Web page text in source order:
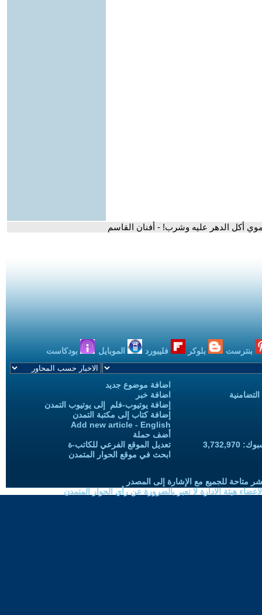
أكل الدهر عليه وشرب! - أفنان القاسم
بنترست بلوكر فليبورد الموبايل بودكاست
اضافة موضوع جديد
اضافة خبر
إضافة يوتيوب-فلم إلى يوتيوب التمدن
إضافة كتاب إلى مكتبة التمدن
Add new article - English
أضف حملة
تعديل الموقع الفرعي للكاتب-ة
ابحث في موقع الحوار المتمدن
متاحة للجميع مع الإشارة إلى المصدر
هيئة الادارة لا تعبر بالضرورة عن رأي الحوار المتمدن